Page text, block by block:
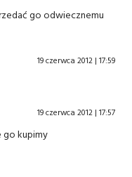
go odwiecznemu
19 czerwca 2012 | 17:59
19 czerwca 2012 | 17:57
kupimy